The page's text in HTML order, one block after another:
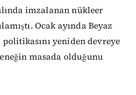
imzalanan nükleer
Ocak ayında Beyaz
politikasını yeniden devreye
masada olduğunu